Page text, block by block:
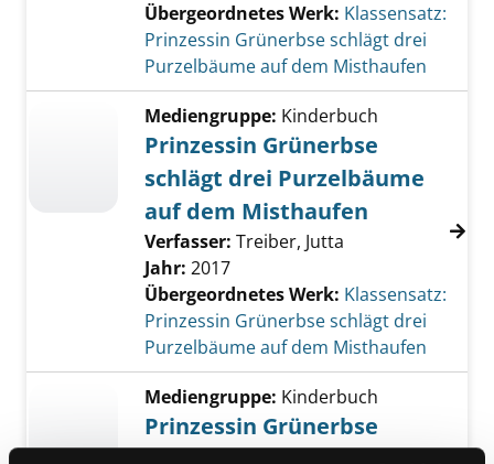
Übergeordnetes Werk: Klassensatz:
Prinzessin Grünerbse schlägt drei
Purzelbäume auf dem Misthaufen
Mediengruppe: Kinderbuch
Prinzessin Grünerbse
schlägt drei Purzelbäume
auf dem Misthaufen
Verfasser: Treiber, Jutta
Jahr: 2017
Übergeordnetes Werk: Klassensatz:
Prinzessin Grünerbse schlägt drei
Purzelbäume auf dem Misthaufen
Mediengruppe: Kinderbuch
Prinzessin Grünerbse